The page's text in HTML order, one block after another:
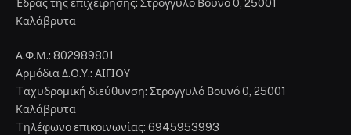
Έδρας της επιχείρησης: Στρογγυλό Βουνό 0, 25001
Καλάβρυτα
Α.Φ.Μ.: 802989801
Αρμόδια Δ.Ο.Υ.: ΑΙΓΙΟΥ
Tαχυδρομική διεύθυνση: Στρογγυλό Βουνό 0, 25001
Καλάβρυτα
Tηλέφωνο επικοινωνίας: 6945953993